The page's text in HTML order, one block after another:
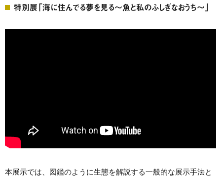
特別展「海に住んでる夢を見る～魚と私のふしぎなおうち～」
本展示では、図鑑のように生態を解説する一般的な展示手法と